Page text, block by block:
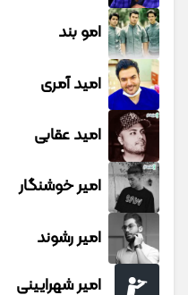
امو بند
امید آمری
امید عقابی
امیر خوشنگار
امیر رشوند
امیر شهرایینی